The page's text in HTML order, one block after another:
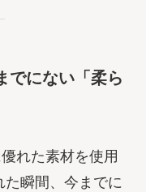
でにない「柔ら
れた素材を使用
瞬間、今までに